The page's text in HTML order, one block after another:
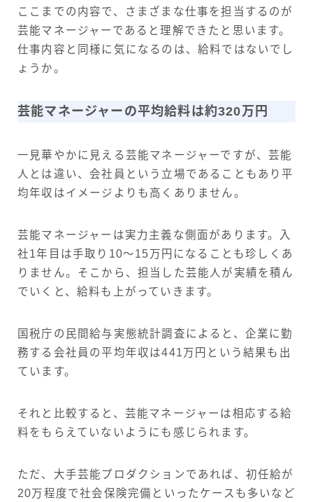
ここまでの内容で、さまざまな仕事を担当するのが
芸能マネージャーであると理解できたと思います。
仕事内容と同様に気になるのは、給料ではないでし
ょうか。
芸能マネージャーの平均給料は約320万円
一見華やかに見える芸能マネージャーですが、芸能
人とは違い、会社員という立場であることもあり平
均年収はイメージよりも高くありません。
芸能マネージャーは実力主義な側面があります。入
社1年目は手取り10〜15万円になることも珍しくあ
りません。そこから、担当した芸能人が実績を積ん
でいくと、給料も上がっていきます。
国税庁の民間給与実態統計調査によると、企業に勤
務する会社員の平均年収は441万円という結果も出
ています。
それと比較すると、芸能マネージャーは相応する給
料をもらえていないようにも感じられます。
ただ、大手芸能プロダクションであれば、初任給が
20万程度で社会保険完備といったケースも多いなど